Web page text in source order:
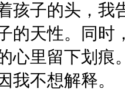
孩子的头，我
的天性。同时
心里留下划痕
我不想解释。